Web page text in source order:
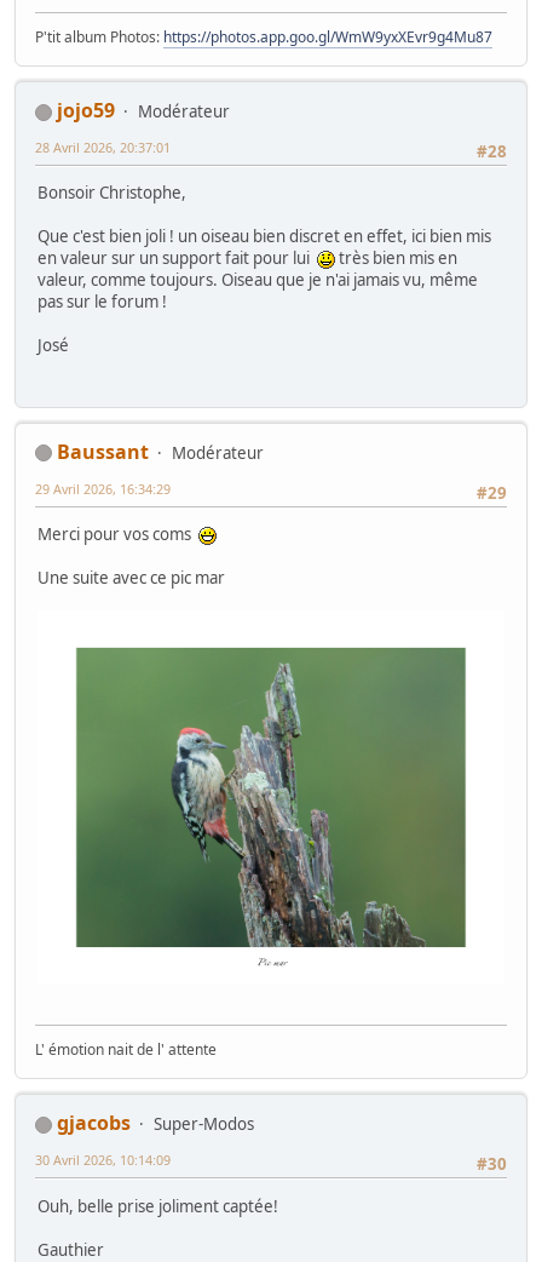
P'tit album Photos: https://photos.app.goo.gl/WmW9yxXEvr9g4Mu87
jojo59
Modérateur
#28
28 Avril 2026, 20:37:01
Bonsoir Christophe,
Que c'est bien joli ! un oiseau bien discret en effet, ici bien mis
en valeur sur un support fait pour lui
très bien mis en
valeur, comme toujours. Oiseau que je n'ai jamais vu, même
pas sur le forum !
José
Baussant
Modérateur
#29
29 Avril 2026, 16:34:29
Merci pour vos coms
Une suite avec ce pic mar
L' émotion nait de l' attente
gjacobs
Super-Modos
#30
30 Avril 2026, 10:14:09
Ouh, belle prise joliment captée!
Gauthier